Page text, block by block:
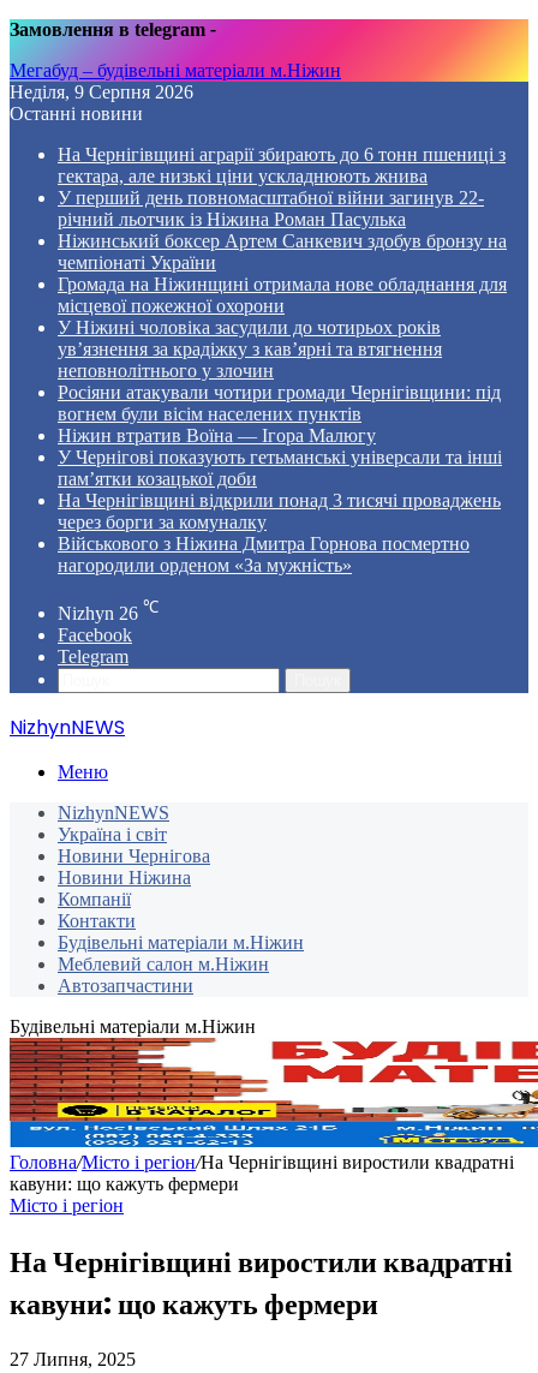
Замовлення в telegram -
Мегабуд – будівельні матеріали м.Ніжин
Неділя, 9 Серпня 2026
Останні новини
На Чернігівщині аграрії збирають до 6 тонн пшениці з
гектара, але низькі ціни ускладнюють жнива
У перший день повномасштабної війни загинув 22-
річний льотчик із Ніжина Роман Пасулька
Ніжинський боксер Артем Санкевич здобув бронзу на
чемпіонаті України
Громада на Ніжинщині отримала нове обладнання для
місцевої пожежної охорони
У Ніжині чоловіка засудили до чотирьох років
ув’язнення за крадіжку з кав’ярні та втягнення
неповнолітнього у злочин
Росіяни атакували чотири громади Чернігівщини: під
вогнем були вісім населених пунктів
Ніжин втратив Воїна — Ігора Малюгу
У Чернігові показують гетьманські універсали та інші
пам’ятки козацької доби
На Чернігівщині відкрили понад 3 тисячі проваджень
через борги за комуналку
Військового з Ніжина Дмитра Горнова посмертно
нагородили орденом «За мужність»
Nizhyn 26 ℃
Facebook
Telegram
NizhynNEWS
Меню
NizhynNEWS
Україна і світ
Новини Чернігова
Новини Ніжина
Компанії
Контакти
Будівельні матеріали м.Ніжин
Меблевий салон м.Ніжин
Автозапчастини
Будівельні матеріали м.Ніжин
Головна/Місто і регіон/На Чернігівщині виростили квадратні
кавуни: що кажуть фермери
Місто і регіон
На Чернігівщині виростили квадратні
кавуни: що кажуть фермери
27 Липня, 2025